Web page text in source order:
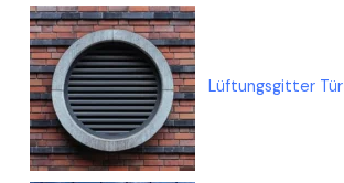
Lüftungsgitter Tür